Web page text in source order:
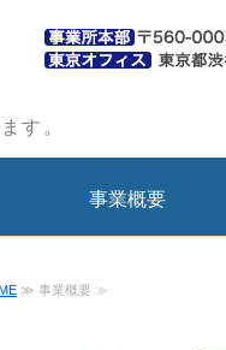
す。
事業概要
≫ 事業概要 ≫